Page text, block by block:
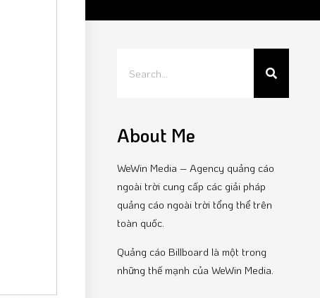
About Me
WeWin Media – Agency quảng cáo
ngoài trời cung cấp các giải pháp
quảng cáo ngoài trời tổng thể trên
toàn quốc.
Quảng cáo Billboard là một trong
những thế mạnh của WeWin Media.